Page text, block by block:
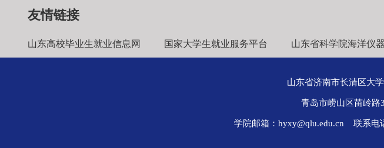
友情链接
山东高校毕业生就业信息网 国家大学生就业服务平台 山东省科学院海洋仪
山东省济南市长清区大
青岛市崂山区苗岭
学院邮箱：hyxy@qlu.edu.cn 联系电